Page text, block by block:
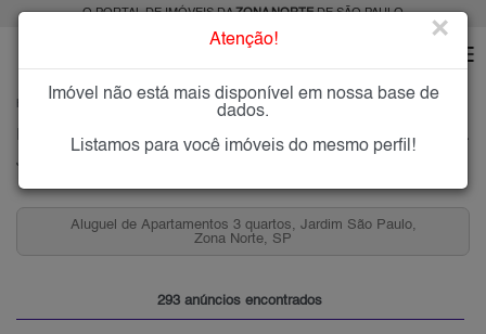
O PORTAL DE IMÓVEIS DAZONA NORTEDE SÃO PAULO
JARDIM SÃO PAULO
Imóveis para Alugar no Jardim São Paulo, Zona Norte de São Paulo, SP
Jardim São Paulo (Zona Norte), Zona Norte
Aluguel de Casas 2 quartos, Jardim São Paulo, Zona
Norte, SP
293 anúncios encontrados
Atenção! ×
Imóvel não está mais disponível em nossa base de
dados.
Listamos para você imóveis do mesmo perfil!